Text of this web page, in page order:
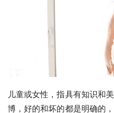
儿童或女性，指具有知识和
博，好的和坏的都是明确的